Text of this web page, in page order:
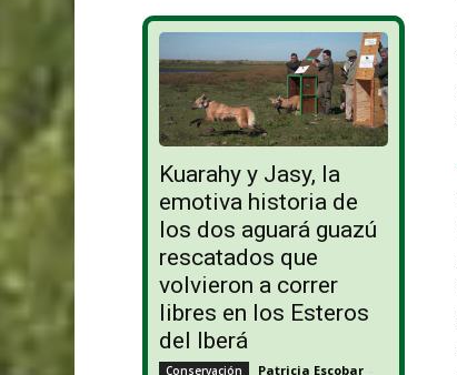
Kuarahy y Jasy, la
emotiva historia de
los dos aguará guazú
rescatados que
volvieron a correr
libres en los Esteros
del Iberá
Conservación Patricia Escobar -